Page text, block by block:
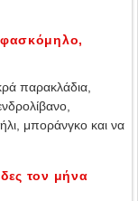
φασκόμηλο,
παρακλάδια,
μποράνγκο και να
τον μήνα